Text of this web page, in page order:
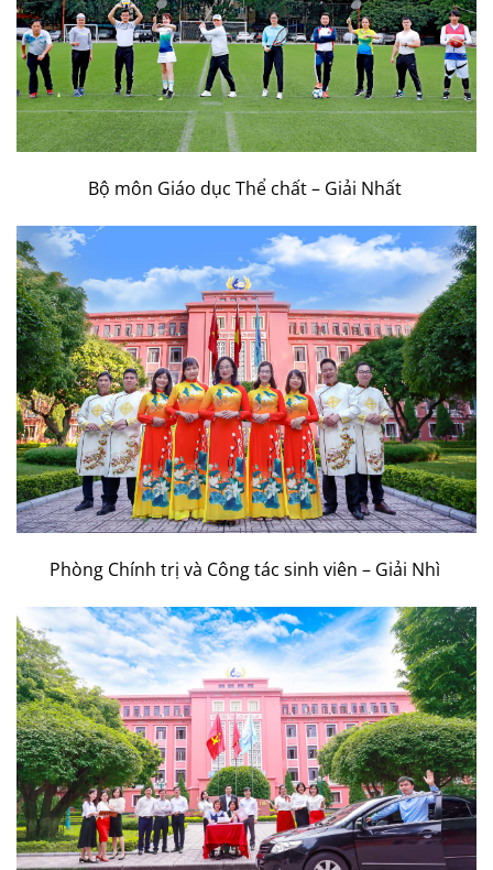
Bộ môn Giáo dục Thể chất – Giải Nhất
Phòng Chính trị và Công tác sinh viên – Giải Nhì